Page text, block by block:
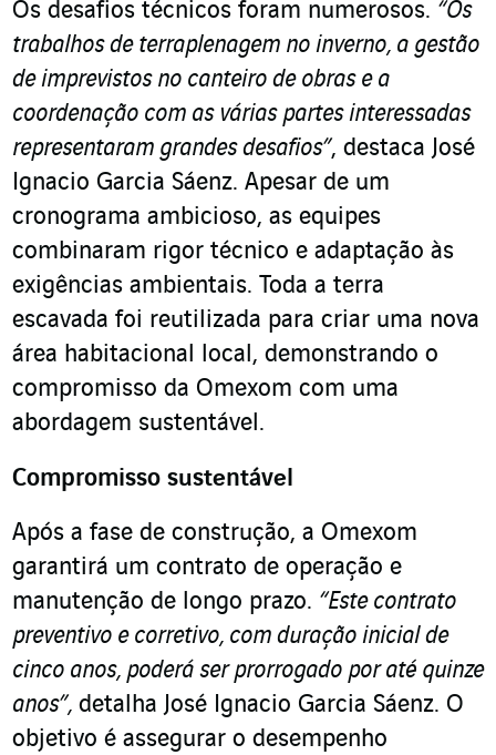
Os desafios técnicos foram numerosos. “Os
trabalhos de terraplenagem no inverno, a gestão
de imprevistos no canteiro de obras e a
coordenação com as várias partes interessadas
representaram grandes desafios”, destaca José
Ignacio Garcia Sáenz. Apesar de um
cronograma ambicioso, as equipes
combinaram rigor técnico e adaptação às
exigências ambientais. Toda a terra
escavada foi reutilizada para criar uma nova
área habitacional local, demonstrando o
compromisso da Omexom com uma
abordagem sustentável.
Compromisso sustentável
Após a fase de construção, a Omexom
garantirá um contrato de operação e
manutenção de longo prazo. “Este contrato
preventivo e corretivo, com duração inicial de
cinco anos, poderá ser prorrogado por até quinze
anos”, detalha José Ignacio Garcia Sáenz. O
objetivo é assegurar o desempenho